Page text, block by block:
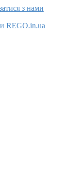
з нами